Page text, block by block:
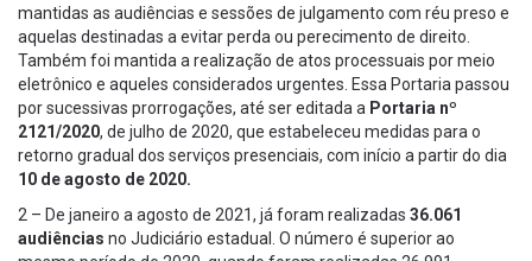
mantidas as audiências e sessões de julgamento com réu preso e
aquelas destinadas a evitar perda ou perecimento de direito.
Também foi mantida a realização de atos processuais por meio
eletrônico e aqueles considerados urgentes. Essa Portaria passou
por sucessivas prorrogações, até ser editada a Portaria nº
2121/2020, de julho de 2020, que estabeleceu medidas para o
retorno gradual dos serviços presenciais, com início a partir do dia
10 de agosto de 2020.
2 – De janeiro a agosto de 2021, já foram realizadas 36.061
audiências no Judiciário estadual. O número é superior ao